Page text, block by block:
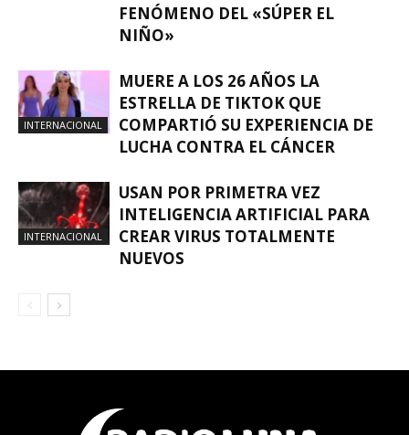
FENÓMENO DEL «SÚPER EL
NIÑO»
INTERNACIONAL
MUERE A LOS 26 AÑOS LA
ESTRELLA DE TIKTOK QUE
COMPARTIÓ SU EXPERIENCIA DE
LUCHA CONTRA EL CÁNCER
INTERNACIONAL
USAN POR PRIMETRA VEZ
INTELIGENCIA ARTIFICIAL PARA
CREAR VIRUS TOTALMENTE
NUEVOS